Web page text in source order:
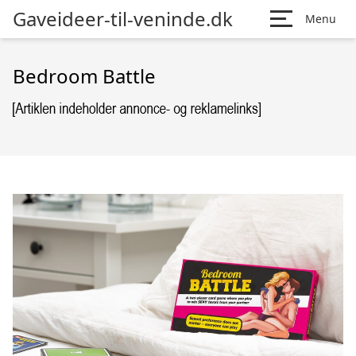
Gaveideer-til-veninde.dk Menu
Bedroom Battle